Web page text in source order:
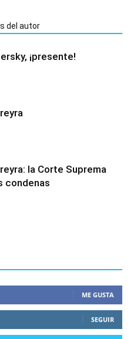
del autor
¡presente!
la Corte Suprema
condenas
ME GUSTA
SEGUIR